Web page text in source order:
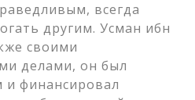
всегда
другим. Усман ибн
своими
делами, он был
финансировал